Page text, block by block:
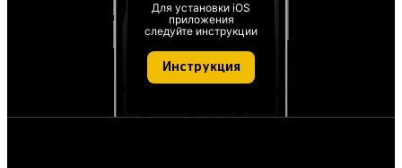
Для установки iOS
приложения
следуйте инструкции
Инструкция